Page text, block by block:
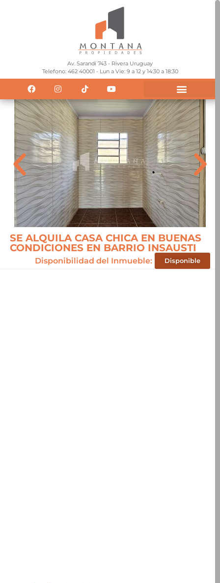
Av. Sarandí 743 - Rivera Uruguay
Telefono: 462 40001 - Lun a Vie: 9 a 12 y 14:30 a 18:30
SE ALQUILA CASA CHICA EN BUENAS
CONDICIONES EN BARRIO INSAUSTI
Disponibilidad del Inmueble: Disponible